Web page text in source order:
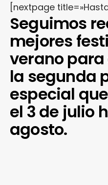
[nextpage
Seguimos
mejores
verano para
la segunda
especial
el 3 de julio
agosto.